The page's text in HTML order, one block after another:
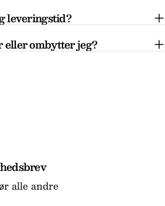
leveringstid?
ombytter jeg?
alle andre